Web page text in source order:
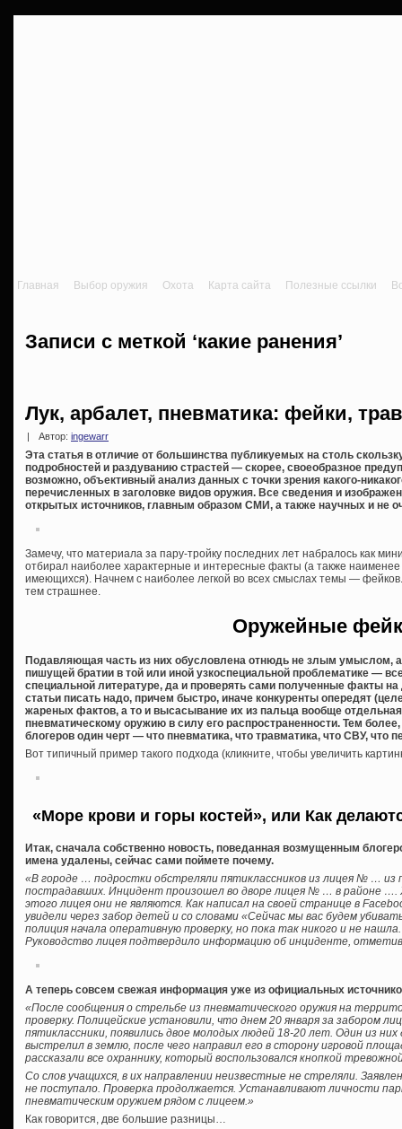
Главная Выбор оружия Охота Карта сайта Полезные ссылки
Записи с меткой ‘какие ранения’
Лук, арбалет, пневматика: фейки,
Автор: ingewarr
Эта статья в отличие от большинства публикуемых на столь
подробностей и раздуванию страстей — скорее, своеобразное
возможно, объективный анализ данных с точки зрения какого-
перечисленных в заголовке видов оружия. Все сведения и
открытых источников, главным образом СМИ, а также научных и не
Замечу, что материала за пару-тройку последних лет набралось как
отбирал наиболее характерные и интересные факты (а также
имеющихся). Начнем с наиболее легкой во всех смыслах темы —
тем страшнее.
Оружейные
Подавляющая часть из них обусловлена отнюдь не злым умыслом,
пишущей братии в той или иной узкоспециальной проблематике —
специальной литературе, да и проверять сами полученные факты на
статьи писать надо, причем быстро, иначе конкуренты опередят
жареных фактов, а то и высасывание их из пальца вообще
пневматическому оружию в силу его распространенности. Тем
блогеров один черт — что пневматика, что травматика, что СВУ, что
Вот типичный пример такого подхода (кликните, чтобы увеличить
«Море крови и горы костей», или Как
Итак, сначала собственно новость, поведанная возмущенным
имена удалены, сейчас сами поймете почему.
«В городе … подростки обстреляли пятиклассников из лицея № … из
пострадавших. Инцидент произошел во дворе лицея № … в районе ….
этого лицея они не являются. Как написал на своей странице в
увидели через забор детей и со словами «Сейчас мы вас будем
полиция начала оперативную проверку, но пока так никого и не нашла.
Руководство лицея подтвердило информацию об инциденте,
А теперь совсем свежая информация уже из официальных
«После сообщения о стрельбе из пневматического оружия на
проверку. Полицейские установили, что днем 20 января за забором
пятиклассники, появились двое молодых людей 18-20 лет. Один из
выстрелил в землю, после чего направил его в сторону игровой
рассказали все охраннику, который воспользовался кнопкой
Со слов учащихся, в их направлении неизвестные не стреляли.
не поступало. Проверка продолжается. Устанавливают личности
пневматическим оружием рядом с лицеем.»
Как говорится, две большие разницы…